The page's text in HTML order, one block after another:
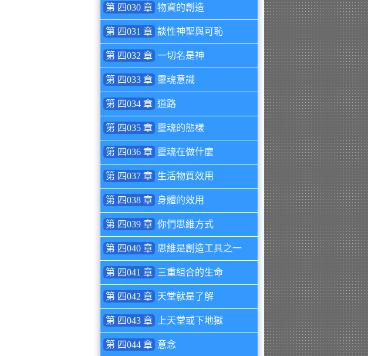
第 四030 章 物資的創造
第 四031 章 談性神聖與可恥
第 四032 章 一切名是神
第 四033 章 靈魂意識
第 四034 章 道路
第 四035 章 靈魂的態樣
第 四036 章 靈魂在做什麼
第 四037 章 生活物質效用
第 四038 章 身體的效用
第 四039 章 你們思維方式
第 四040 章 思維是創造工具之一
第 四041 章 三重組合的生命
第 四042 章 天堂就是了解
第 四043 章 上天堂或下地獄
第 四044 章 意念